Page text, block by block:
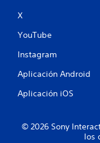
X
YouTube
Instagram
Aplicación Android
Aplicación iOS
© 2026 Sony
los